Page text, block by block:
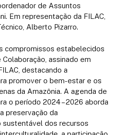
de Assuntos
Em representação da FILAC,
Alberto Pizarro.
compromissos estabelecidos
assinado em
destacando a
promover o bem-estar e os
da Amazônia. A agenda de
o período 2024 – 2026 aborda
preservação da
sustentável dos recursos